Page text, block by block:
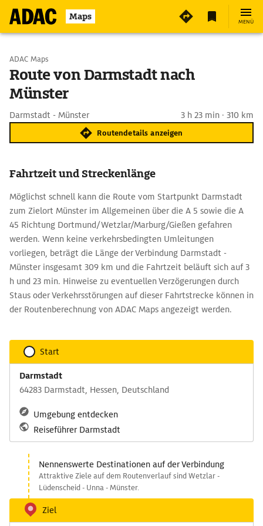
Maps MENÜ
Start wählen
Ziel eingeben
ADAC Maps
Route von Darmstadt nach
Münster
Darmstadt - Münster 3 h 23 min · 310 km
Routendetails anzeigen
Fahrtzeit und Streckenlänge
Möglichst schnell kann die Route vom Startpunkt Darmstadt
zum Zielort Münster im Allgemeinen über die A 5 sowie die A
45 Richtung Dortmund/Wetzlar/Marburg/Gießen gefahren
werden. Wenn keine verkehrsbedingten Umleitungen
vorliegen, beträgt die Länge der Verbindung Darmstadt -
Münster insgesamt 309 km und die Fahrtzeit beläuft sich auf 3
h und 23 min. Hinweise zu eventuellen Verzögerungen durch
Staus oder Verkehrsstörungen auf dieser Fahrtstrecke können in
der Routenberechnung von ADAC Maps angezeigt werden.
Start
Darmstadt
64283 Darmstadt, Hessen, Deutschland
Umgebung entdecken
Reiseführer Darmstadt
Nennenswerte Destinationen auf der Verbindung
Attraktive Ziele auf dem Routenverlauf sind Wetzlar -
Lüdenscheid - Unna - Münster.
Ziel